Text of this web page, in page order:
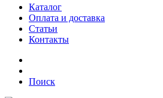
Каталог
Оплата и доставка
Статьи
Контакты
Поиск